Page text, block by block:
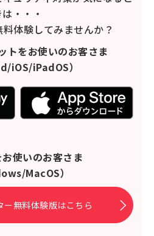
は・・・
体験してみませんか？
トをお使いのお客さま
iOS/iPadOS）
使いのお客さま
MacOS）
ー無料体験版はこちら